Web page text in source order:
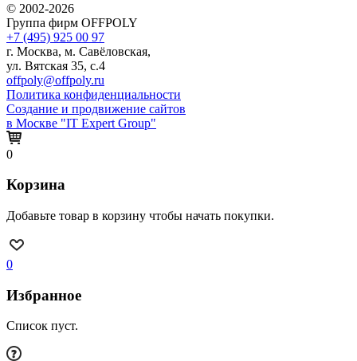
© 2002-2026
Группа фирм OFFPOLY
+7 (495) 925 00 97
г. Москва, м. Савёловская,
ул. Вятская 35, с.4
offpoly@offpoly.ru
Политика конфиденциальности
Создание и продвижение сайтов
в Москве "IT Expert Group"
0
Корзина
Добавьте товар в корзину чтобы начать покупки.
0
Избранное
Список пуст.